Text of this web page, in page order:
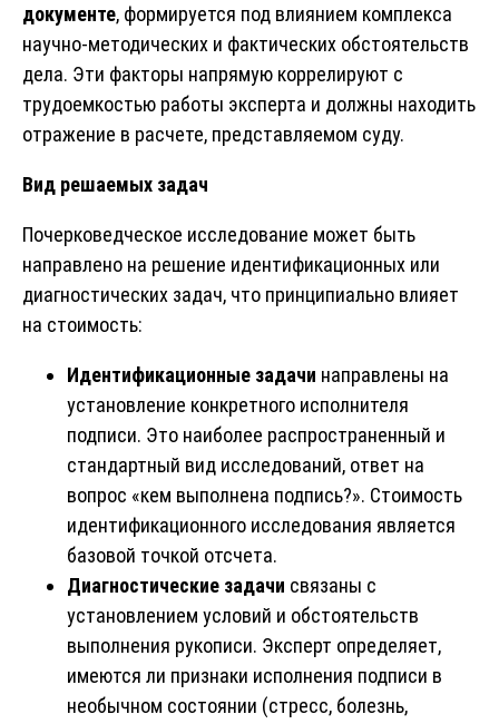
документе, формируется под влиянием комплекса
научно-методических и фактических обстоятельств
дела. Эти факторы напрямую коррелируют с
трудоемкостью работы эксперта и должны находить
отражение в расчете, представляемом суду.
Вид решаемых задач
Почерковедческое исследование может быть
направлено на решение идентификационных или
диагностических задач, что принципиально влияет
на стоимость:
Идентификационные задачи направлены на
установление конкретного исполнителя
подписи. Это наиболее распространенный и
стандартный вид исследований, ответ на
вопрос «кем выполнена подпись?». Стоимость
идентификационного исследования является
базовой точкой отсчета.
Диагностические задачи связаны с
установлением условий и обстоятельств
выполнения рукописи. Эксперт определяет,
имеются ли признаки исполнения подписи в
необычном состоянии (стресс, болезнь,